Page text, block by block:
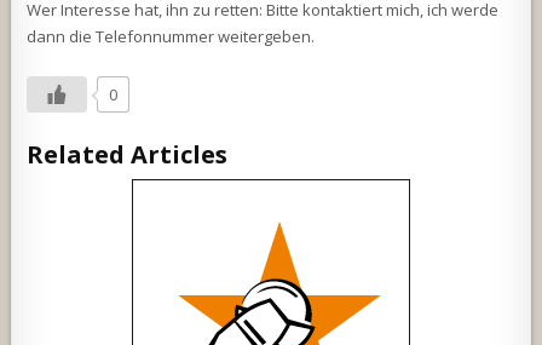
Wer Interesse hat, ihn zu retten: Bitte kontaktiert mich, ich werde
dann die Telefonnummer weitergeben.
0
Related Articles